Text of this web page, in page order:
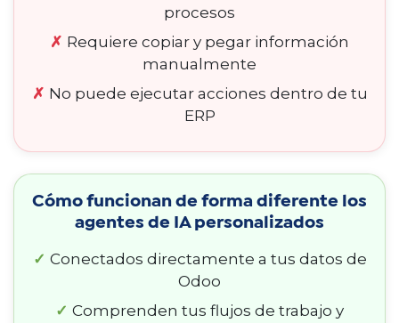
procesos
✗ Requiere copiar y pegar información
manualmente
✗ No puede ejecutar acciones dentro de tu
ERP
Cómo funcionan de forma diferente los
agentes de IA personalizados
✓ Conectados directamente a tus datos de
Odoo
✓ Comprenden tus flujos de trabajo y